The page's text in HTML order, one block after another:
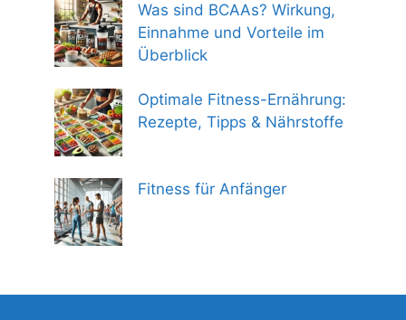
Was sind BCAAs? Wirkung,
Einnahme und Vorteile im
Überblick
Optimale Fitness-Ernährung:
Rezepte, Tipps & Nährstoffe
Fitness für Anfänger